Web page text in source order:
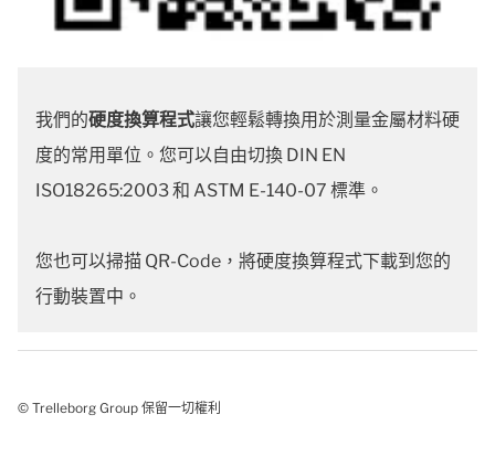
我們的硬度換算程式讓您輕鬆轉換用於測量金屬材料硬
度的常用單位。您可以自由切換 DIN EN
ISO18265:2003 和 ASTM E-140-07 標準。
您也可以掃描 QR-Code，將硬度換算程式下載到您的
行動裝置中。
© Trelleborg Group 保留一切權利